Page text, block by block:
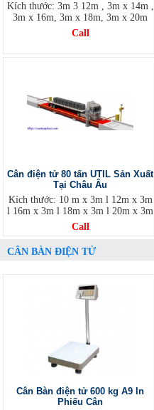
Kích thước: 3m 3 12m , 3m x 14m ,
3m x 16m, 3m x 18m, 3m x 20m
Call
Cân điện tử 80 tấn UTIL Sản Xuất
Tại Châu Âu
Kích thước: 10 m x 3m l 12m x 3m
l 16m x 3m l 18m x 3m l 20m x 3m
Call
CÂN BÀN ĐIỆN TỬ
Cân Bàn điện tử 600 kg A9 In
Phiếu Cân